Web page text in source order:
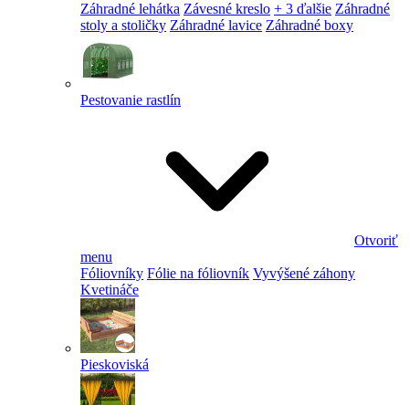
Záhradné lehátka Závesné kreslo + 3 ďalšie Záhradné
stoly a stoličky Záhradné lavice Záhradné boxy
Pestovanie rastlín
Otvoriť
menu
Fóliovníky Fólie na fóliovník Vyvýšené záhony
Kvetináče
Pieskoviská